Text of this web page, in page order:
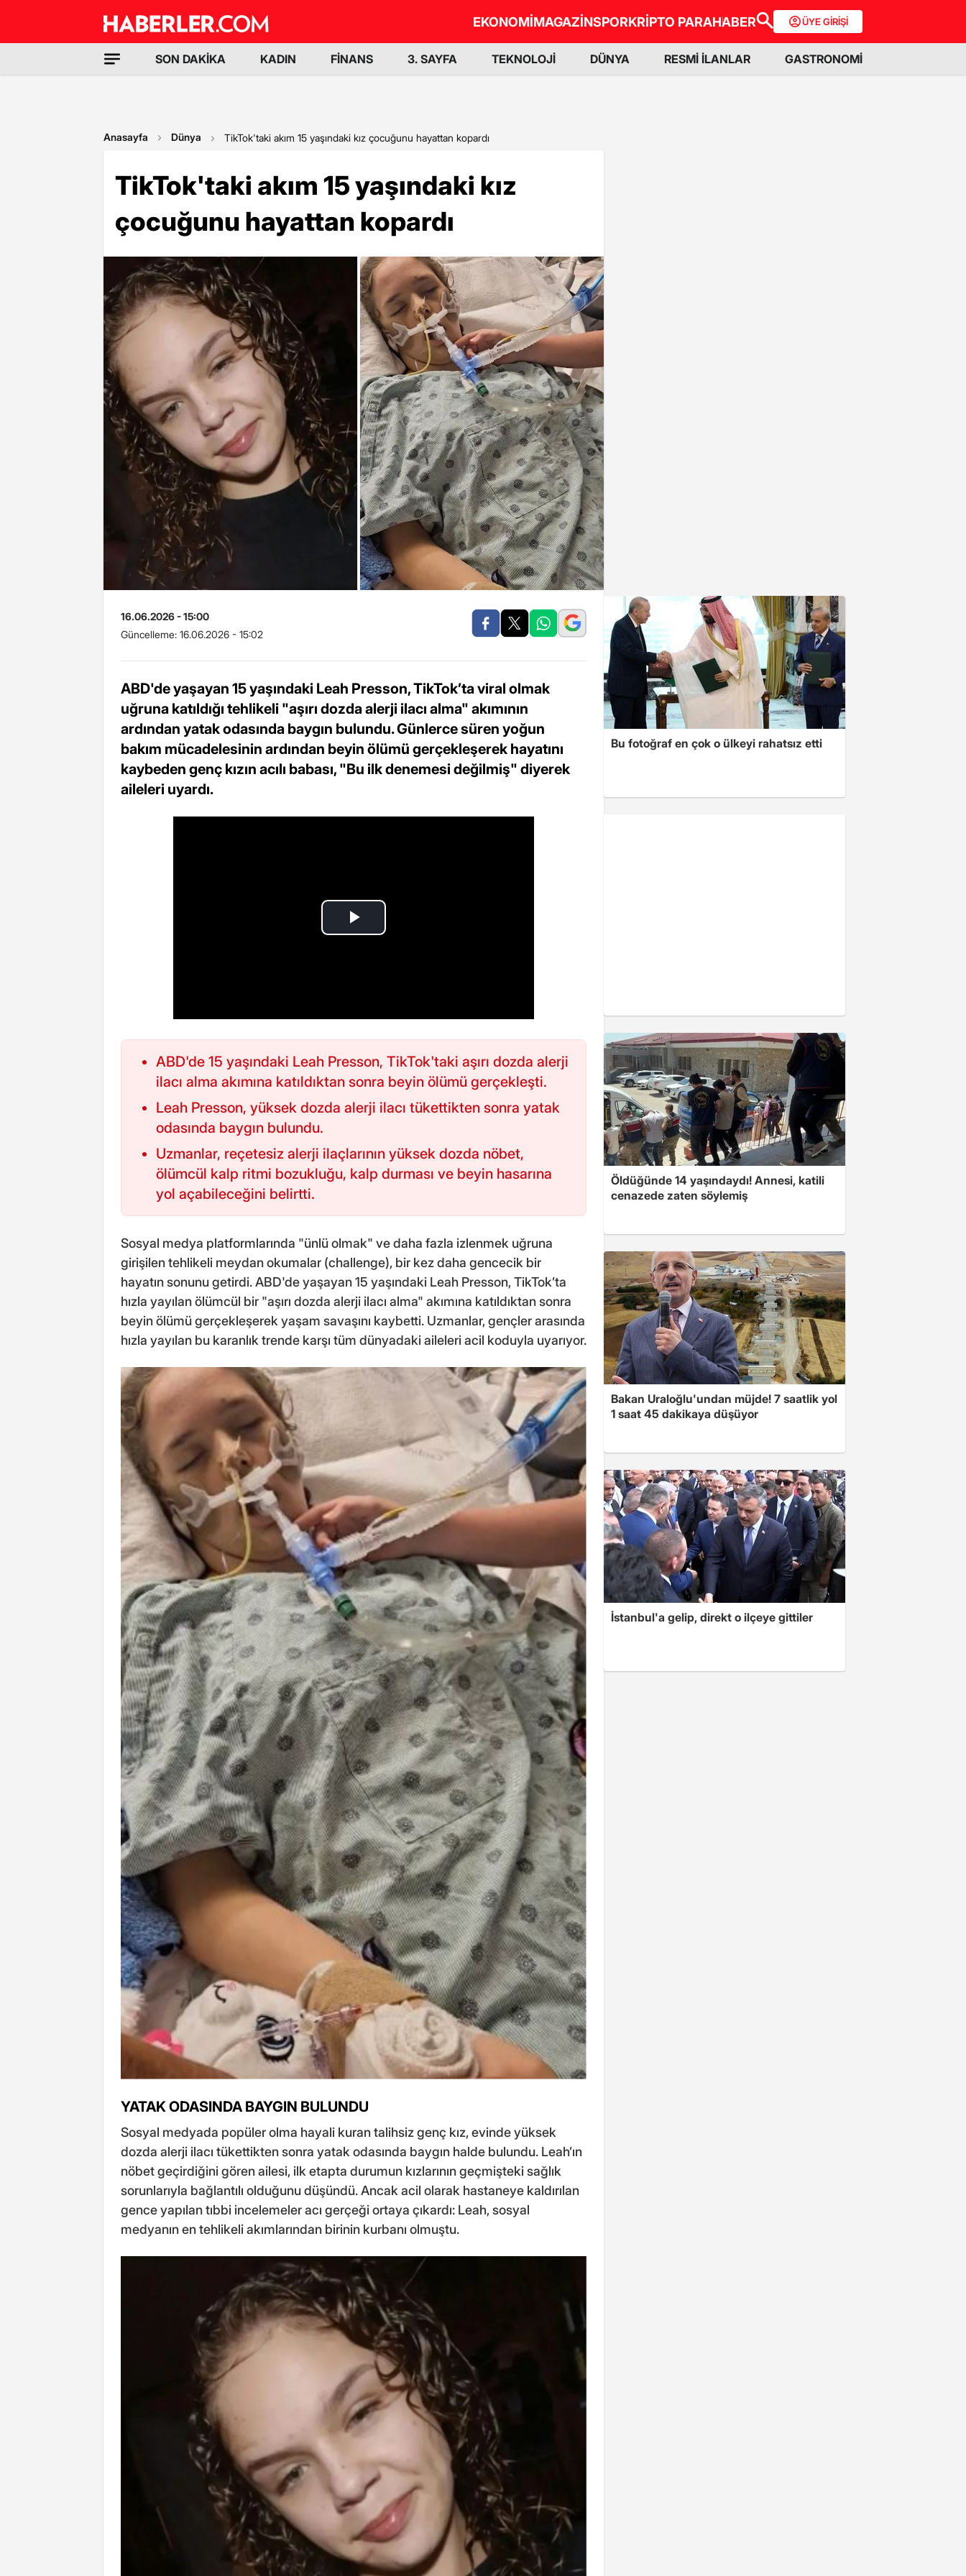
EKONOMİMAGAZİNSPORKRİPTO PARAHABER ÜYE GİRİŞİ
SON DAKİKA KADIN FİNANS 3. SAYFA TEKNOLOJİ DÜNYA RESMİ İLANLAR GASTRONOMİ
Anasayfa Dünya TikTok'taki akım 15 yaşındaki kız çocuğunu hayattan kopardı
TikTok'taki akım 15 yaşındaki kız
çocuğunu hayattan kopardı
16.06.2026 - 15:00
Güncelleme: 16.06.2026 - 15:02
ABD'de yaşayan 15 yaşındaki Leah Presson, TikTok’ta viral olmak
uğruna katıldığı tehlikeli "aşırı dozda alerji ilacı alma" akımının
ardından yatak odasında baygın bulundu. Günlerce süren yoğun
bakım mücadelesinin ardından beyin ölümü gerçekleşerek hayatını
kaybeden genç kızın acılı babası, "Bu ilk denemesi değilmiş" diyerek
aileleri uyardı.
ABD'de 15 yaşındaki Leah Presson, TikTok'taki aşırı dozda alerji
ilacı alma akımına katıldıktan sonra beyin ölümü gerçekleşti.
Leah Presson, yüksek dozda alerji ilacı tükettikten sonra yatak
odasında baygın bulundu.
Uzmanlar, reçetesiz alerji ilaçlarının yüksek dozda nöbet,
ölümcül kalp ritmi bozukluğu, kalp durması ve beyin hasarına
yol açabileceğini belirtti.
Sosyal medya platformlarında "ünlü olmak" ve daha fazla izlenmek uğruna
girişilen tehlikeli meydan okumalar (challenge), bir kez daha gencecik bir
hayatın sonunu getirdi. ABD'de yaşayan 15 yaşındaki Leah Presson, TikTok’ta
hızla yayılan ölümcül bir "aşırı dozda alerji ilacı alma" akımına katıldıktan sonra
beyin ölümü gerçekleşerek yaşam savaşını kaybetti. Uzmanlar, gençler arasında
hızla yayılan bu karanlık trende karşı tüm dünyadaki aileleri acil koduyla uyarıyor.
YATAK ODASINDA BAYGIN BULUNDU
Sosyal medyada popüler olma hayali kuran talihsiz genç kız, evinde yüksek
dozda alerji ilacı tükettikten sonra yatak odasında baygın halde bulundu. Leah’ın
nöbet geçirdiğini gören ailesi, ilk etapta durumun kızlarının geçmişteki sağlık
sorunlarıyla bağlantılı olduğunu düşündü. Ancak acil olarak hastaneye kaldırılan
gence yapılan tıbbi incelemeler acı gerçeği ortaya çıkardı: Leah, sosyal
medyanın en tehlikeli akımlarından birinin kurbanı olmuştu.
Bu fotoğraf en çok o ülkeyi rahatsız etti
Öldüğünde 14 yaşındaydı! Annesi, katili
cenazede zaten söylemiş
Bakan Uraloğlu'undan müjde! 7 saatlik yol
1 saat 45 dakikaya düşüyor
İstanbul'a gelip, direkt o ilçeye gittiler